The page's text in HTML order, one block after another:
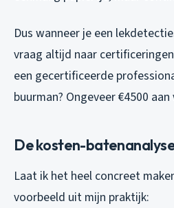
Dus wanneer je een
vraag altijd naar
een gecertificeerde
buurman? Ongeveer €4500
De kosten-
Laat ik het heel concreet
voorbeeld uit mijn praktijk: